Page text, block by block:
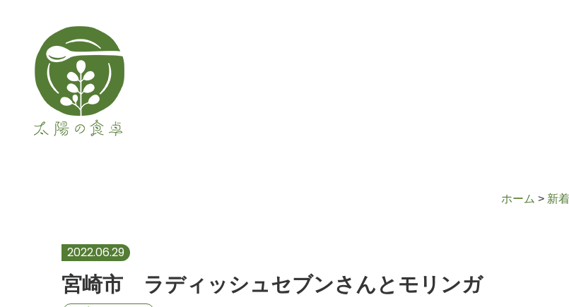
ホーム > 新
2022.06.29
宮崎市 ラディッシュセブンさんとモリンガ